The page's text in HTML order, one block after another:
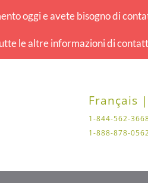
oggi e avete bisogno di
le altre informazioni di
Français |
1-844-562-
1-888-878-